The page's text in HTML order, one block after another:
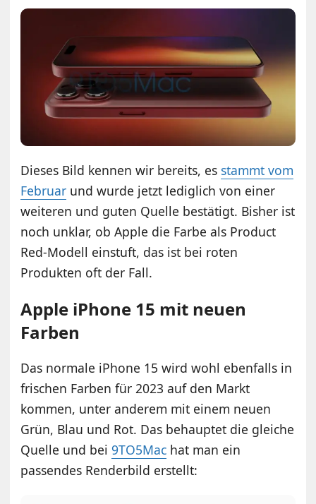
Dieses Bild kennen wir bereits, es stammt vom
Februar und wurde jetzt lediglich von einer
weiteren und guten Quelle bestätigt. Bisher ist
noch unklar, ob Apple die Farbe als Product
Red-Modell einstuft, das ist bei roten
Produkten oft der Fall.
Apple iPhone 15 mit neuen
Farben
Das normale iPhone 15 wird wohl ebenfalls in
frischen Farben für 2023 auf den Markt
kommen, unter anderem mit einem neuen
Grün, Blau und Rot. Das behauptet die gleiche
Quelle und bei 9TO5Mac hat man ein
passendes Renderbild erstellt: